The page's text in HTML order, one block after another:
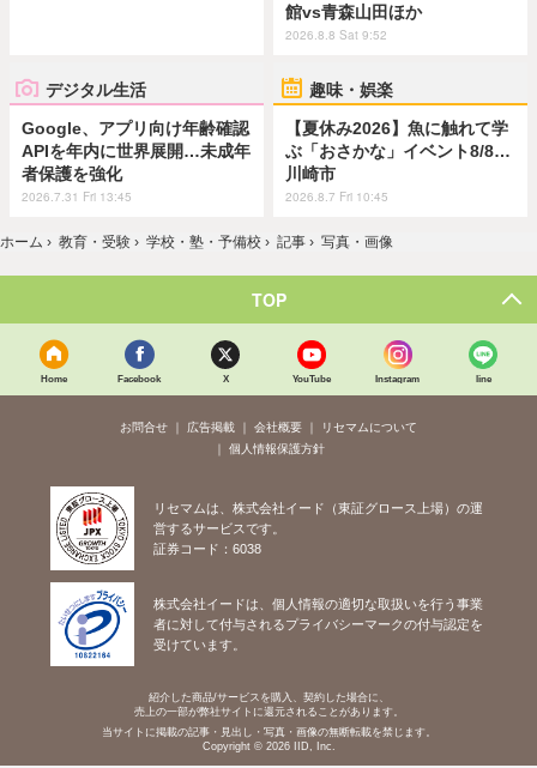
館vs青森山田ほか
2026.8.8 Sat 9:52
デジタル生活
Google、アプリ向け年齢確認
APIを年内に世界展開…未成年
者保護を強化
2026.7.31 Fri 13:45
趣味・娯楽
【夏休み2026】魚に触れて学
ぶ「おさかな」イベント8/8…
川崎市
2026.8.7 Fri 10:45
ホーム › 教育・受験 › 学校・塾・予備校 › 記事 › 写真・画像
TOP
Home Facebook X YouTube Instagram line
お問合せ 広告掲載 会社概要
リセマムについて
個人情報保護方針
リセマムは、株式会社イード（東証グロース上場）の運
営するサービスです。
証券コード：6038
株式会社イードは、個人情報の適切な取扱いを行う事業
者に対して付与されるプライバシーマークの付与認定を
受けています。
紹介した商品/サービスを購入、契約した場合に、
売上の一部が弊社サイトに還元されることがあります。
当サイトに掲載の記事・見出し・写真・画像の無断転載を禁じます。
Copyright © 2026 IID, Inc.